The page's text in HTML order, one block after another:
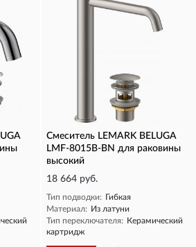
Смеситель LEMARK BELUGA
LMF-8015B-BN для раковины
высокий
18 664 руб.
Тип подводки: Гибкая
Материал: Из латуни
Тип переключателя: Керамический
картридж